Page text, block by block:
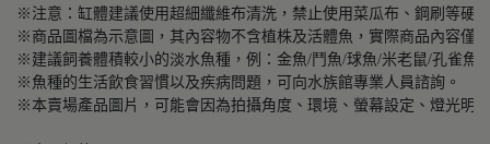
※注意：缸體建議使用超細纖維布清洗，禁止使用菜瓜布、鋼刷等硬
※商品圖檔為示意圖，其內容物不含植株及活體魚，實際商品內容僅
※建議飼養體積較小的淡水魚種，例：金魚/鬥魚/球魚/米老鼠/孔雀魚
※魚種的生活飲食習慣以及疾病問題，可向水族館專業人員諮詢。
※本賣場產品圖片，可能會因為拍攝角度、環境、螢幕設定、燈光明